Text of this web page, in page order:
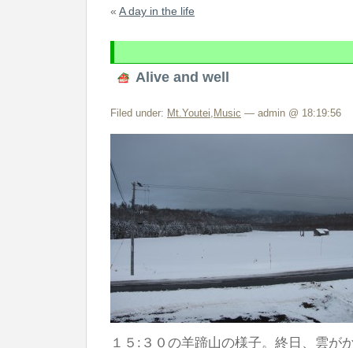
« A day in the life
Alive and well
Filed under: Mt.Youtei, Music — admin @ 18:19:56
１５:３０の羊蹄山の様子。終日、雲が